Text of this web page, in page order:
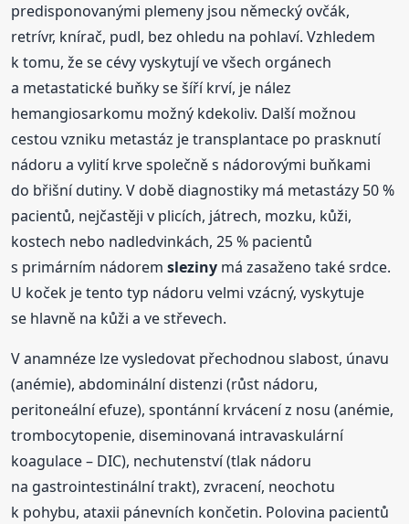
predisponovanými plemeny jsou německý ovčák,
retrívr, knírač, pudl, bez ohledu na pohlaví. Vzhledem
k tomu, že se cévy vyskytují ve všech orgánech
a metastatické buňky se šíří krví, je nález
hemangiosarkomu možný kdekoliv. Další možnou
cestou vzniku metastáz je transplantace po prasknutí
nádoru a vylití krve společně s nádorovými buňkami
do břišní dutiny. V době diagnostiky má metastázy 50 %
pacientů, nejčastěji v plicích, játrech, mozku, kůži,
kostech nebo nadledvinkách, 25 % pacientů
s primárním nádoremsleziny má zasaženo také srdce.
U koček je tento typ nádoru velmi vzácný, vyskytuje
se hlavně na kůži a ve střevech.
V anamnéze lze vysledovat přechodnou slabost, únavu
(anémie), abdominální distenzi (růst nádoru,
peritoneální efuze), spontánní krvácení z nosu (anémie,
trombocytopenie, diseminovaná intravaskulární
koagulace – DIC), nechutenství (tlak nádoru
na gastrointestinální trakt), zvracení, neochotu
k pohybu, ataxii pánevních končetin. Polovina pacientů